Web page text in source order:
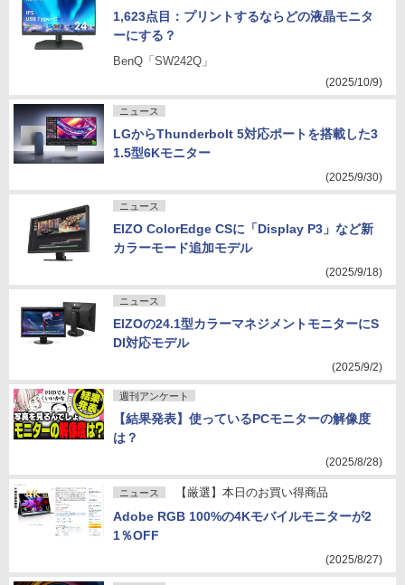
1,623点目：プリントするならどの液晶モニタ
ーにする？
BenQ「SW242Q」
(2025/10/9)
ニュース
LGからThunderbolt 5対応ポートを搭載した3
1.5型6Kモニター
(2025/9/30)
ニュース
EIZO ColorEdge CSに「Display P3」など新
カラーモード追加モデル
(2025/9/18)
ニュース
EIZOの24.1型カラーマネジメントモニターにS
DI対応モデル
(2025/9/2)
週刊アンケート
【結果発表】使っているPCモニターの解像度
は？
(2025/8/28)
ニュース 【厳選】本日のお買い得商品
Adobe RGB 100%の4Kモバイルモニターが2
1％OFF
(2025/8/27)